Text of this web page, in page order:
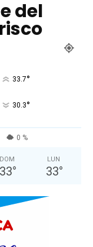
del
33.7°
30.3°
0 %
DOM
33°
LUN
33°